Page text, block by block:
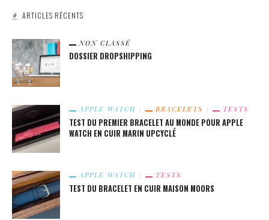
ARTICLES RÉCENTS
NON CLASSÉ
DOSSIER DROPSHIPPING
APPLE WATCH BRACELETS TESTS
TEST DU PREMIER BRACELET AU MONDE POUR APPLE
WATCH EN CUIR MARIN UPCYCLÉ
APPLE WATCH TESTS
TEST DU BRACELET EN CUIR MAISON MOORS